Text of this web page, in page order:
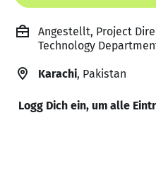
Angestellt, Project
Technology
Karachi, Pakistan
Logg Dich ein, um alle